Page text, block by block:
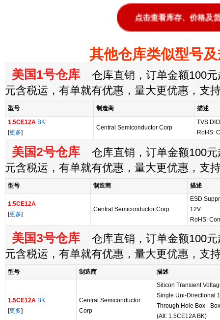
点击查看库存、价格及
其他仓库类似型号
美国1号仓库 仓库直销，订单金额100元
元含税运，有单就有优惠，量大更优惠，支
型号 制造商
描述
1.5CE12A BK
[更多]
Central Semiconductor Corp
TVS
RoHS:
美国2号仓库 仓库直销，订单金额100元
元含税运，有单就有优惠，量大更优惠，支
型号 制造商 描述
1.5CE12A
[更多]
Central Semiconductor Corp
ESD
12V
RoHS:
美国3号仓库 仓库直销，订单金额100元
元含税运，有单就有优惠，量大更优惠，支
型号 制造商 描述
1.5CE12A BK
[更多]
Central Semiconductor
Corp
Silicon Transient
Single Uni-Directional
Through Hole Box -
(Alt: 1.5CE12A BK)